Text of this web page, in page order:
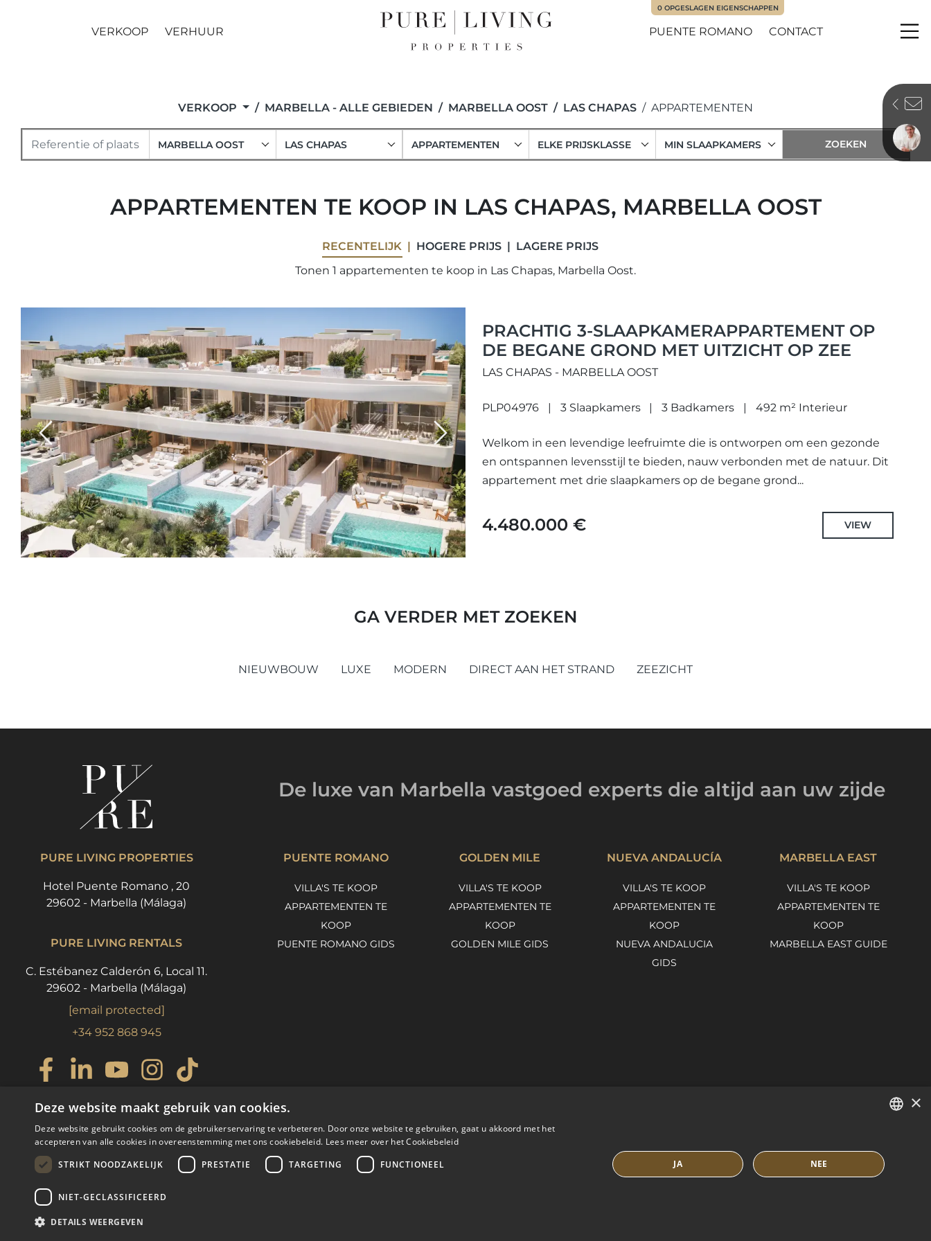
VERKOOP VERHUUR PUENTE ROMANO CONTACT
0 OPGESLAGEN EIGENSCHAPPEN
VERKOOP MARBELLA - ALLE GEBIEDEN MARBELLA OOST LAS CHAPAS APPARTEMENTEN
MARBELLA OOST LAS CHAPAS APPARTEMENTEN ELKE PRIJSKLASSE MIN SLAAPKAMERS
APPARTEMENTEN TE KOOP IN LAS CHAPAS, MARBELLA OOST
RECENTELIJK HOGERE PRIJS
LAGERE PRIJS
Tonen 1 appartementen te koop in Las Chapas, Marbella Oost.
Previous Next
PRACHTIG 3-SLAAPKAMERAPPARTEMENT OP
DE BEGANE GROND MET UITZICHT OP ZEE
LAS CHAPAS - MARBELLA OOST
PLP04976 3 Slaapkamers 3 Badkamers 492 m² Interieur
Welkom in een levendige leefruimte die is ontworpen om een gezonde
en ontspannen levensstijl te bieden, nauw verbonden met de natuur. Dit
appartement met drie slaapkamers op de begane grond...
4.480.000 € VIEW
GA VERDER MET ZOEKEN
NIEUWBOUW LUXE MODERN DIRECT AAN HET STRAND ZEEZICHT
De luxe van Marbella vastgoed experts die altijd aan uw zijde
PURE LIVING PROPERTIES
Hotel Puente Romano , 20
29602 - Marbella (Málaga)
PURE LIVING RENTALS
C. Estébanez Calderón 6, Local 11.
29602 - Marbella (Málaga)
[email protected]
+34 952 868 945
PUENTE ROMANO
VILLA'S TE KOOP
APPARTEMENTEN TE
KOOP
PUENTE ROMANO GIDS
GOLDEN MILE
VILLA'S TE KOOP
APPARTEMENTEN TE
KOOP
GOLDEN MILE GIDS
NUEVA ANDALUCÍA
VILLA'S TE KOOP
APPARTEMENTEN TE
KOOP
NUEVA ANDALUCIA
GIDS
MARBELLA EAST
VILLA'S TE KOOP
APPARTEMENTEN TE
KOOP
MARBELLA EAST GUIDE
© COPYRIGHT 2008
SPANISH
×
Deze website maakt gebruik van cookies.
Deze website gebruikt cookies om de gebruikerservaring te verbeteren. Door onze website te gebruiken, gaat u akkoord met het
accepteren van alle cookies in overeenstemming met ons cookiebeleid. Lees meer over het Cookiebeleid
STRIKT NOODZAKELIJK
PRESTATIE TARGETING FUNCTIONEEL
NIET-GECLASSIFICEERD
DETAILS WEERGEVEN
JA NEE